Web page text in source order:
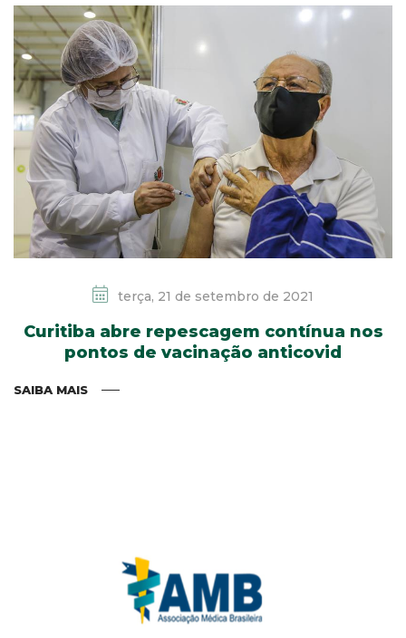
terça, 21 de setembro de 2021
Curitiba abre repescagem contínua nos
pontos de vacinação anticovid
SAIBA MAIS